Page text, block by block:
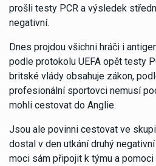
prošli testy PCR a výsledek
negativní.
Dnes projdou všichni hráči i
podle protokolu UEFA opět testy
britské vlády obsahuje zákon,
profesionální sportovci nemusí
mohli cestovat do Anglie.
Jsou ale povinni cestovat ve
dostal v den utkání druhý
moci sám připojit k týmu a pomoci